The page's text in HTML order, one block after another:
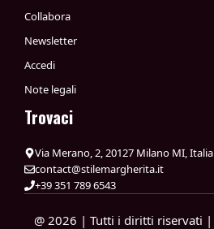
Collabora
Newsletter
Accedi
Note legali
Trovaci
Via Merano, 2, 20127 Milano MI, Italia
contact@stilemargherita.it
+39 351 789 6543
@ 2026 | Tutti i diritti riservati |